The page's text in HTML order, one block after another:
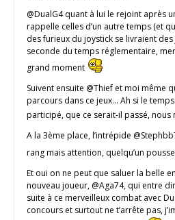
@DualG4 quant à lui le rejoint après
rappelle celles d’un autre temps (et
des furieux du joystick se livraient
seconde du temps réglementaire,
grand moment
Suivent ensuite @Thief et moi même
parcours dans ce jeux… Ah si le
participé, que ce serait-il passé, nous
A la 3ème place, l’intrépide
rang mais attention, quelqu’un
Et oui on ne peut que saluer la belle
nouveau joueur, @Aga74, qui entre
suite à ce merveilleux combat avec
concours et surtout ne t’arrête pas,